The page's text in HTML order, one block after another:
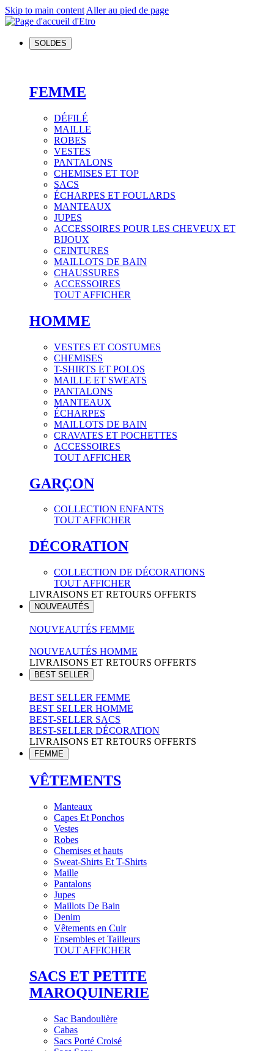
Skip to main content Aller au pied de page
SOLDES
FEMME
DÉFILÉ
MAILLE
ROBES
VESTES
PANTALONS
CHEMISES ET TOP
SACS
ÉCHARPES ET FOULARDS
MANTEAUX
JUPES
ACCESSOIRES POUR LES CHEVEUX ET
BIJOUX
CEINTURES
MAILLOTS DE BAIN
CHAUSSURES
ACCESSOIRES
TOUT AFFICHER
HOMME
VESTES ET COSTUMES
CHEMISES
T-SHIRTS ET POLOS
MAILLE ET SWEATS
PANTALONS
MANTEAUX
ÉCHARPES
MAILLOTS DE BAIN
CRAVATES ET POCHETTES
ACCESSOIRES
TOUT AFFICHER
GARÇON
COLLECTION ENFANTS
TOUT AFFICHER
DÉCORATION
COLLECTION DE DÉCORATIONS
TOUT AFFICHER
LIVRAISONS ET RETOURS OFFERTS
NOUVEAUTÉS
NOUVEAUTÉS FEMME
NOUVEAUTÉS HOMME
LIVRAISONS ET RETOURS OFFERTS
BEST SELLER
BEST SELLER FEMME
BEST SELLER HOMME
BEST-SELLER SACS
BEST-SELLER DÉCORATION
LIVRAISONS ET RETOURS OFFERTS
FEMME
VÊTEMENTS
Manteaux
Capes Et Ponchos
Vestes
Robes
Chemises et hauts
Sweat-Shirts Et T-Shirts
Maille
Pantalons
Jupes
Maillots De Bain
Denim
Vêtements en Cuir
Ensembles et Tailleurs
TOUT AFFICHER
SACS ET PETITE
MAROQUINERIE
Sac Bandoulière
Cabas
Sacs Porté Croisé